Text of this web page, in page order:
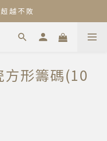
越 不 敗
形籌碼(10